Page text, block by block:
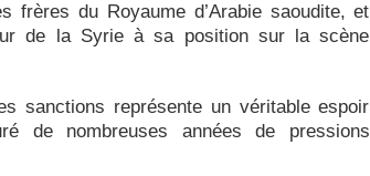
frères du Royaume d’Arabie saoudite, et
de la Syrie à sa position sur la scène
sanctions représente un véritable espoir
de nombreuses années de pressions